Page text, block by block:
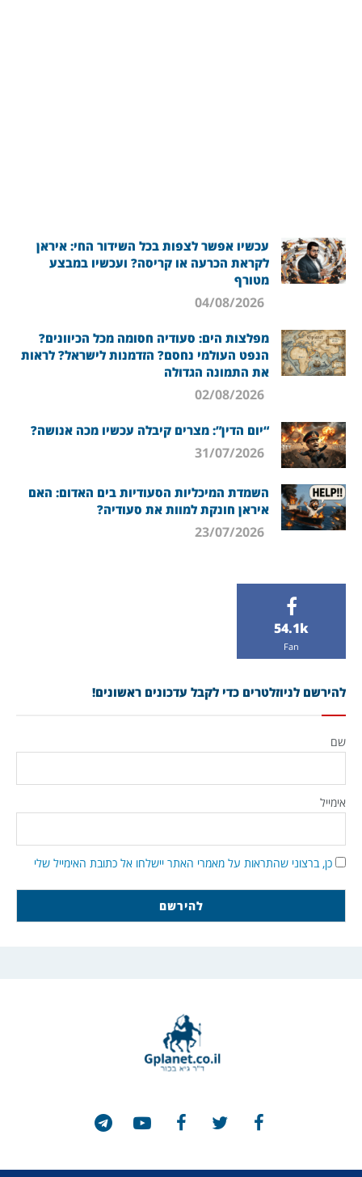
עכשיו אפשר לצפות בכל השידור החי: איראן
לקראת הכרעה או קריסה? ועכשיו במבצע
מטורף
מפלצות הים: סעודיה חסומה מכל הכיוונים?
הנפט העולמי נחסם? הזדמנות לישראל? לראות
את התמונה הגדולה
“יום הדין”: מצרים קיבלה עכשיו מכה אנושה?
השמדת המיכליות הסעודיות בים האדום: האם
איראן חונקת למוות את סעודיה?
54.1k
Fan
להירשם לניוזלטרים כדי לקבל עדכונים ראשונים!
שם
אימייל
כן, ברצוני שהתראות על מאמרי האתר יישלחו אל כתובת האימייל שלי